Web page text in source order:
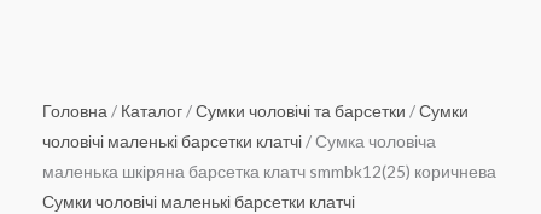
Головна / Каталог/Сумки чоловічі та барсетки /Сумки
чоловічі маленькі барсетки клатчі/ Сумка чоловіча
маленька шкіряна барсетка клатч smmbk12(25) коричнева
Сумки чоловічі маленькі барсетки клатчі